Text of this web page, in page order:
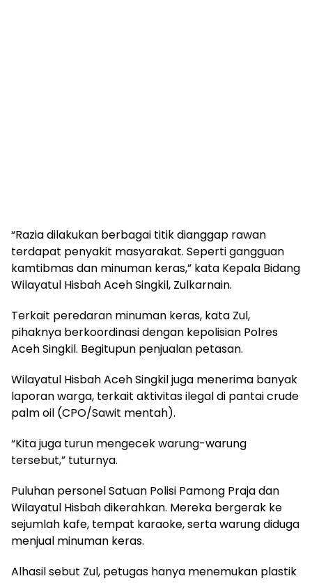
“Razia dilakukan berbagai titik dianggap rawan
terdapat penyakit masyarakat. Seperti gangguan
kamtibmas dan minuman keras,” kata Kepala Bidang
Wilayatul Hisbah Aceh Singkil, Zulkarnain.
Terkait peredaran minuman keras, kata Zul,
pihaknya berkoordinasi dengan kepolisian Polres
Aceh Singkil. Begitupun penjualan petasan.
Wilayatul Hisbah Aceh Singkil juga menerima banyak
laporan warga, terkait aktivitas ilegal di pantai crude
palm oil (CPO/Sawit mentah).
“Kita juga turun mengecek warung-warung
tersebut,” tuturnya.
Puluhan personel Satuan Polisi Pamong Praja dan
Wilayatul Hisbah dikerahkan. Mereka bergerak ke
sejumlah kafe, tempat karaoke, serta warung diduga
menjual minuman keras.
Alhasil sebut Zul, petugas hanya menemukan plastik